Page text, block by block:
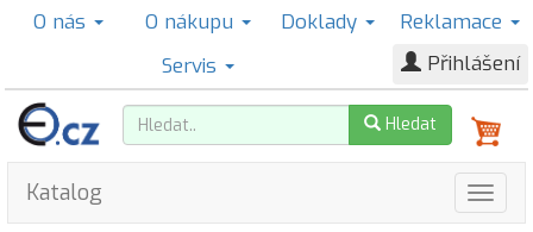
O nás O nákupu Doklady
Reklamace
Servis
Přihlášení
Hledat
Katalog